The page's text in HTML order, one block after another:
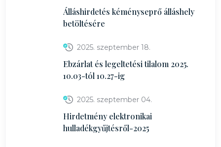
Álláshirdetés kéményseprő álláshely
betöltésére
2025. szeptember 18.
Ebzárlat és legeltetési tilalom 2025.
10.03-tól 10.27-ig
2025. szeptember 04.
Hirdetmény elektronikai
hulladékgyűjtésről-2025